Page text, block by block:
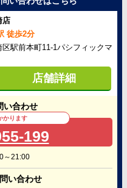
店
徒歩2分
駅前本町11-1パシフィックマ
店舗詳細
い合わせ
かります
199
～21:00
い合わせ